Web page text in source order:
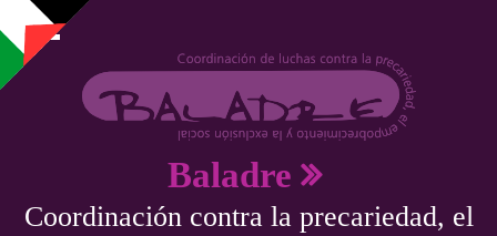
Pasar al contenido principal
Baladre
Coordinación contra la precariedad, el